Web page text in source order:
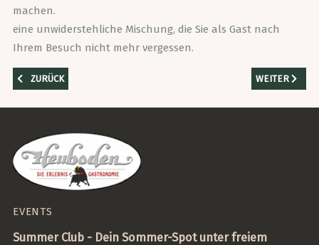
machen.
eine unwiderstehliche Mischung, die Sie als Gast nach
Ihrem Besuch nicht mehr vergessen.
VORHERIGER BEITRAG: RESTAURANT GEÖFFNET
ZURÜCK NÄCHSTER
WEITER
EVENTS
Summer Club - Dein Sommer-Spot unter freiem